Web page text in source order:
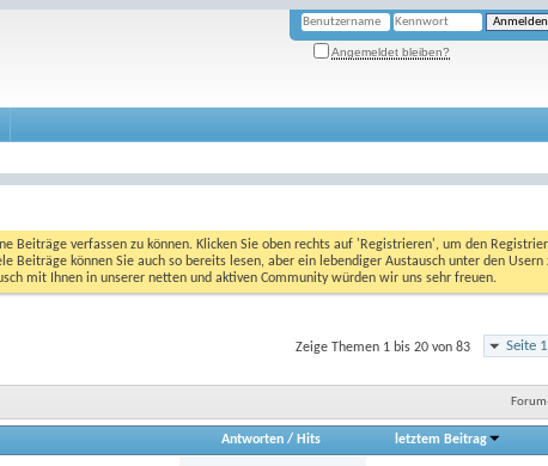
Angemeldet bleiben?
Beiträge verfassen zu können. Klicken Sie oben rechts auf 'Registrieren', um den
Beiträge können Sie auch so bereits lesen, aber ein lebendiger Austausch unter den
mit Ihnen in unserer netten und aktiven Community würden wir uns sehr freuen.
Seite
Zeige Themen 1 bis 20 von 83
Antworten / Hits letztem Beitrag